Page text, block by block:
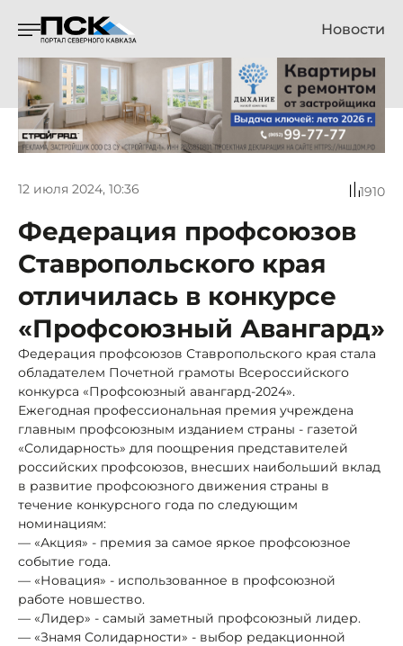
Новости
12 июля 2024, 10:36 1910
Федерация профсоюзов
Ставропольского края
отличилась в конкурсе
«Профсоюзный Авангард»
Федерация профсоюзов Ставропольского края стала
обладателем Почетной грамоты Всероссийского
конкурса «Профсоюзный авангард-2024».
Ежегодная профессиональная премия учреждена
главным профсоюзным изданием страны - газетой
«Солидарность» для поощрения представителей
российских профсоюзов, внесших наибольший вклад
в развитие профсоюзного движения страны в
течение конкурсного года по следующим
номинациям:
— «Акция» - премия за самое яркое профсоюзное
событие года.
— «Новация» - использованное в профсоюзной
работе новшество.
— «Лидер» - самый заметный профсоюзный лидер.
— «Знамя Солидарности» - выбор редакционной